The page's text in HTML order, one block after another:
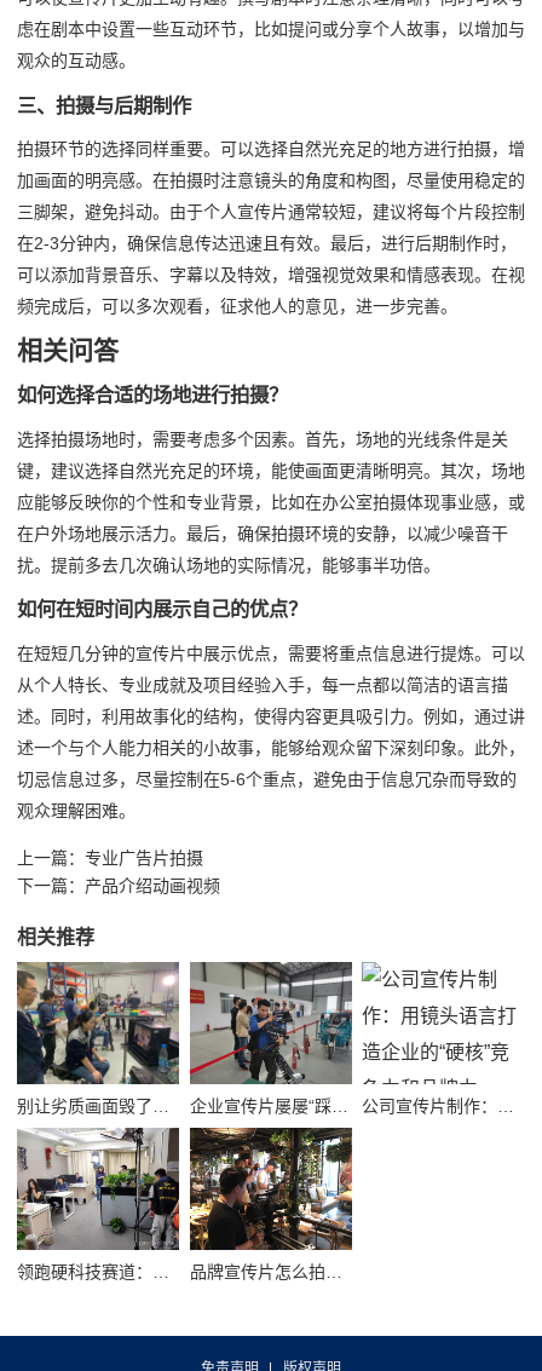
虑在剧本中设置一些互动环节，比如提问或分享个人故事，以增加与
观众的互动感。
三、拍摄与后期制作
拍摄环节的选择同样重要。可以选择自然光充足的地方进行拍摄，增
加画面的明亮感。在拍摄时注意镜头的角度和构图，尽量使用稳定的
三脚架，避免抖动。由于个人宣传片通常较短，建议将每个片段控制
在2-3分钟内，确保信息传达迅速且有效。最后，进行后期制作时，
可以添加背景音乐、字幕以及特效，增强视觉效果和情感表现。在视
频完成后，可以多次观看，征求他人的意见，进一步完善。
相关问答
如何选择合适的场地进行拍摄？
选择拍摄场地时，需要考虑多个因素。首先，场地的光线条件是关
键，建议选择自然光充足的环境，能使画面更清晰明亮。其次，场地
应能够反映你的个性和专业背景，比如在办公室拍摄体现事业感，或
在户外场地展示活力。最后，确保拍摄环境的安静，以减少噪音干
扰。提前多去几次确认场地的实际情况，能够事半功倍。
如何在短时间内展示自己的优点？
在短短几分钟的宣传片中展示优点，需要将重点信息进行提炼。可以
从个人特长、专业成就及项目经验入手，每一点都以简洁的语言描
述。同时，利用故事化的结构，使得内容更具吸引力。例如，通过讲
述一个与个人能力相关的小故事，能够给观众留下深刻印象。此外，
切忌信息过多，尽量控制在5-6个重点，避免由于信息冗杂而导致的
观众理解困难。
上一篇： 专业广告片拍摄
下一篇： 产品介绍动画视频
相关推荐